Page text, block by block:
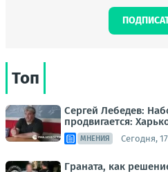
Топ
Сергей Лебедев:
продвигается:
МНЕНИЯ Сегодня,
Граната, как